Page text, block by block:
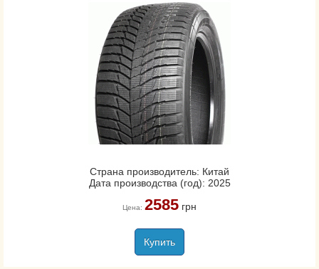
Страна производитель: Китай
Дата производства (год): 2025
Цена: 2585грн
Купить